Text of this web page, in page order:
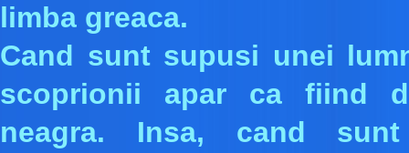
limba greaca.
Cand sunt supusi unei
scoprionii apar ca fiind
neagra. Insa, cand